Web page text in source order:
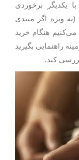
یکدیگر برخوردی
ویژه اگر مبتدی
می‌کنیم هنگام خرید
راهنمایی بگیرید
کند.